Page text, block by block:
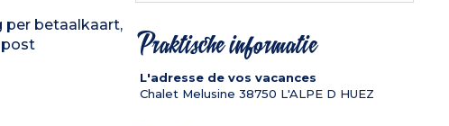
per betaalkaart,
Praktische informatie
L'adresse de vos vacances
Chalet Melusine 38750 L'ALPE D HUEZ